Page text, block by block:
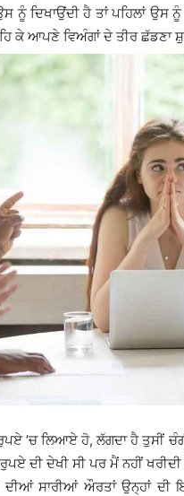
ਨੂੰ ਦਿਖਾਉਂਦੀ ਹੈ ਤਾਂ ਪਹਿਲਾਂ
ਕੇ ਆਪਣੇ ਵਿਅੰਗਾਂ ਦੇ ਤੀਰ ਛੱਡਣਾ
’ਚ ਲਿਆਏ ਹੋ, ਲੱਗਦਾ ਹੈ ਤੁਸੀਂ
ਦੀ ਦੇਖੀ ਸੀ ਪਰ ਮੈਂ ਨਹੀਂ
ਸਾਰੀਆਂ ਔਰਤਾਂ ਉਨ੍ਹਾਂ ਦੀ